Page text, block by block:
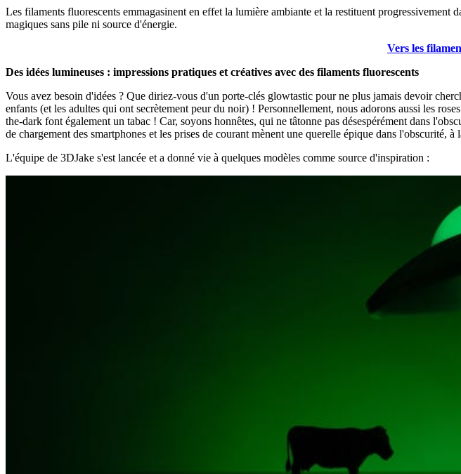
Les filaments fluorescents emmagasinent en effet la lumière ambiante et la restituent
magiques sans pile ni source d'énergie.
Vers les
Des idées lumineuses : impressions pratiques et créatives avec des filaments fluorescents
Vous avez besoin d'idées ? Que diriez-vous d'un porte-clés glowtastic pour ne plus jamais devoir
enfants (et les adultes qui ont secrètement peur du noir) ! Personnellement, nous adorons aussi les
the-dark font également un tabac ! Car, soyons honnêtes, qui ne tâtonne pas désespérément dans
de chargement des smartphones et les prises de courant mènent une querelle épique dans l'obscurité,
L'équipe de 3DJake s'est lancée et a donné vie à quelques modèles comme source d'inspiration :